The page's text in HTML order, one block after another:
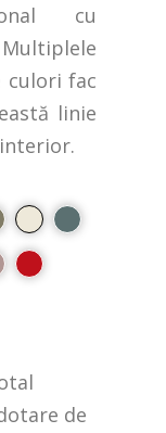
cu
culori fac
linie
de